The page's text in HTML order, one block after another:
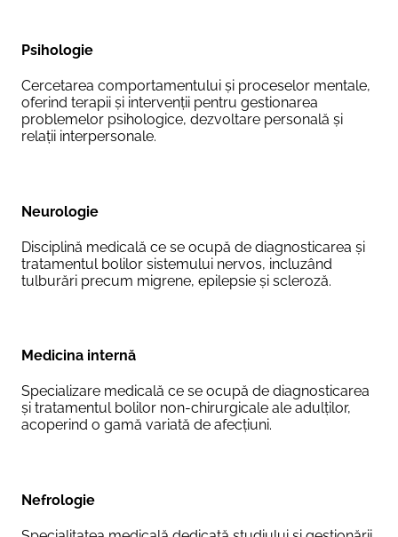
Psihologie
Cercetarea comportamentului și proceselor mentale,
oferind terapii și intervenții pentru gestionarea
problemelor psihologice, dezvoltare personală și
relații interpersonale.
Neurologie
Disciplină medicală ce se ocupă de diagnosticarea și
tratamentul bolilor sistemului nervos, incluzând
tulburări precum migrene, epilepsie și scleroză.
Medicina internă
Specializare medicală ce se ocupă de diagnosticarea
și tratamentul bolilor non-chirurgicale ale adulților,
acoperind o gamă variată de afecțiuni.
Nefrologie